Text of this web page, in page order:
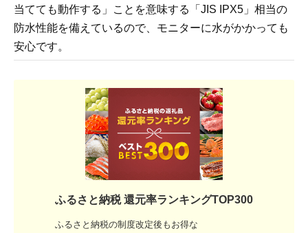
当てても動作する」ことを意味する「JIS IPX5」相当の
防水性能を備えているので、モニターに水がかかっても
安心です。
ふるさと納税 還元率ランキングTOP300
ふるさと納税の制度改定後もお得な